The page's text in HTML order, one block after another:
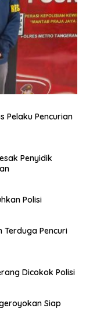
Pelaku Pencurian
Penyidik
Polisi
Terduga Pencuri
Dicokok Polisi
Siap